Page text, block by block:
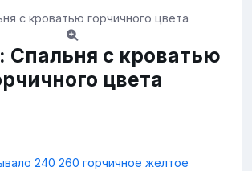
Спальня с кроватью
цвета